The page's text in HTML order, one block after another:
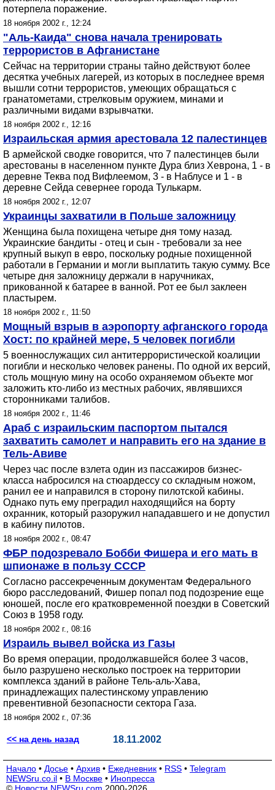
потерпела поражение.
18 ноября 2002 г., 12:24
"Аль-Каида" снова начала тренировать
террористов в Афганистане
Сейчас на территории страны тайно действуют более
десятка учебных лагерей, из которых в последнее время
вышли сотни террористов, умеющих обращаться с
гранатометами, стрелковым оружием, минами и
различными видами взрывчатки.
18 ноября 2002 г., 12:16
Израильская армия арестовала 12 палестинцев
В армейской сводке говорится, что 7 палестинцев были
арестованы в населенном пункте Дура близ Хеврона, 1 - в
деревне Теква под Вифлеемом, 3 - в Наблусе и 1 - в
деревне Сейда севернее города Тулькарм.
18 ноября 2002 г., 12:07
Украинцы захватили в Польше заложницу
Женщина была похищена четыре дня тому назад.
Украинские бандиты - отец и сын - требовали за нее
крупный выкуп в евро, поскольку родные похищенной
работали в Германии и могли выплатить такую сумму. Все
четыре дня заложницу держали в наручниках,
прикованной к батарее в ванной. Рот ее был заклеен
пластырем.
18 ноября 2002 г., 11:50
Мощный взрыв в аэропорту афганского города
Хост: по крайней мере, 5 человек погибли
5 военнослужащих сил антитеррористической коалиции
погибли и несколько человек ранены. По одной их версий,
столь мощную мину на особо охраняемом объекте мог
заложить кто-либо из местных рабочих, являвшихся
сторонниками талибов.
18 ноября 2002 г., 11:46
Араб с израильским паспортом пытался
захватить самолет и направить его на здание в
Тель-Авиве
Через час после взлета один из пассажиров бизнес-
класса набросился на стюардессу со складным ножом,
ранил ее и направился в сторону пилотской кабины.
Однако путь ему преградил находящийся на борту
охранник, который разоружил нападавшего и не допустил
в кабину пилотов.
18 ноября 2002 г., 08:47
ФБР подозревало Бобби Фишера и его мать в
шпионаже в пользу СССР
Cогласно рассекреченным документам Федерального
бюро расследований, Фишер попал под подозрение еще
юношей, после его кратковременной поездки в Советский
Союз в 1958 году.
18 ноября 2002 г., 08:16
Израиль вывел войска из Газы
Во время операции, продолжавшейся более 3 часов,
было разрушено несколько построек на территории
комплекса зданий в районе Тель-аль-Хава,
принадлежащих палестинскому управлению
превентивной безопасности сектора Газа.
18 ноября 2002 г., 07:36
<< на день назад 18.11.2002
Начало • Досье • Архив • Ежедневник • RSS • Telegram
NEWSru.co.il • В Москве • Инопресса